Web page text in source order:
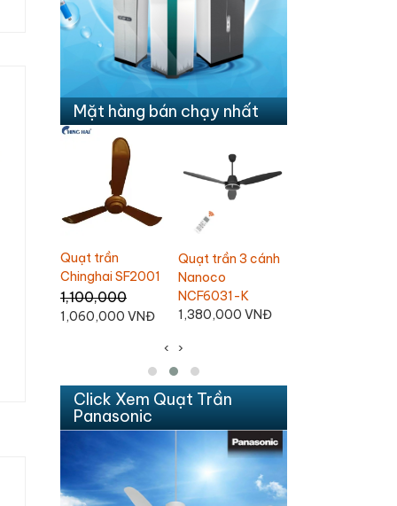
Mặt hàng bán chạy nhất
3 cánh
K
VNĐ
Ghế Massage
Daikiosan DC109
Liên hệ
Ghế Massage
Daikiosan DC110
Liên hệ
‹
›
Click Xem Quạt Trần
Panasonic